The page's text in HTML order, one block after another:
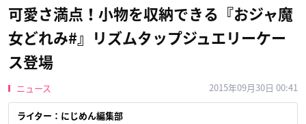
可愛さ満点！小物を収納できる『おジャ魔
女どれみ#』リズムタップジュエリーケー
ス登場
ニュース 2015年09月30日 00:41
ライター：にじめん編集部